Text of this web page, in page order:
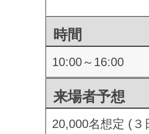
時間
10:00～16:00
来場者予想
20,000名想定 (３